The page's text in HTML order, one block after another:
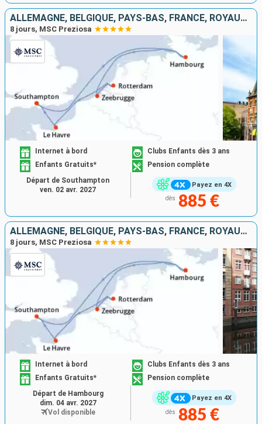
ALLEMAGNE, BELGIQUE, PAYS-BAS, FRANCE, ROYAUME-UNI
8 jours, MSC Preziosa
Payez en 4X
Internet à bord
Clubs Enfants dès 3 ans
Enfants Gratuits*
Pension complète
dès 885 €
Départ de Southampton
ven. 02 avr. 2027
ALLEMAGNE, BELGIQUE, PAYS-BAS, FRANCE, ROYAUME-UNI
8 jours, MSC Preziosa
Payez en 4X
Internet à bord
Clubs Enfants dès 3 ans
Enfants Gratuits*
Pension complète
dès 885 €
Départ de Hambourg
dim. 04 avr. 2027
Vol disponible